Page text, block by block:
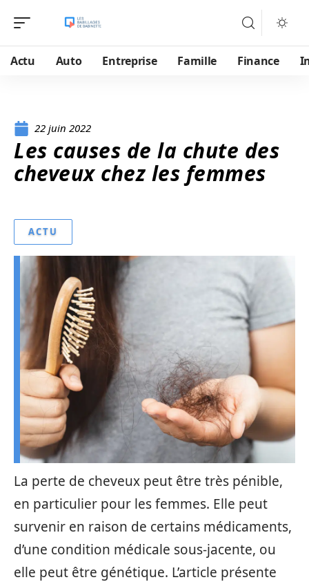
Actu Auto Entreprise Famille Finance
22 juin 2022
Les causes de la chute des
cheveux chez les femmes
ACTU
La perte de cheveux peut être très pénible,
en particulier pour les femmes. Elle peut
survenir en raison de certains médicaments,
d’une condition médicale sous-jacente, ou
elle peut être génétique. L’article présente